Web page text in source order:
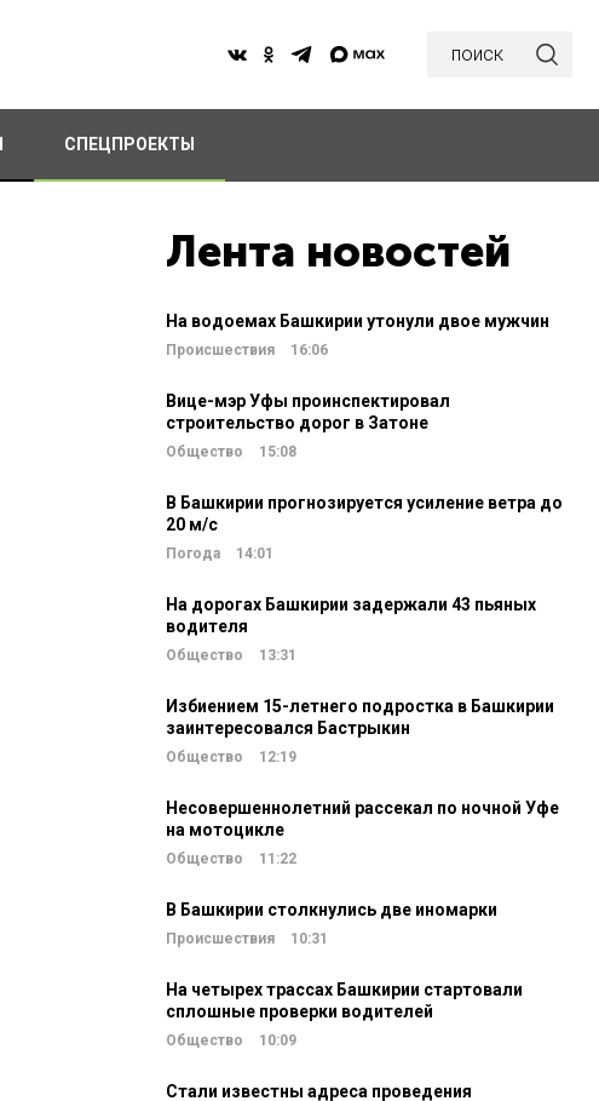
поиск
СПЕЦПРОЕКТЫ
Лента новостей
На водоемах Башкирии утонули двое мужчин
Происшествия 16:06
Вице-мэр Уфы проинспектировал
строительство дорог в Затоне
Общество 15:08
В Башкирии прогнозируется усиление ветра до
20 м/c
Погода 14:01
На дорогах Башкирии задержали 43 пьяных
водителя
Общество 13:31
Избиением 15-летнего подростка в Башкирии
заинтересовался Бастрыкин
Общество 12:19
Несовершеннолетний рассекал по ночной Уфе
на мотоцикле
Общество 11:22
В Башкирии столкнулись две иномарки
Происшествия 10:31
На четырех трассах Башкирии стартовали
сплошные проверки водителей
Общество 10:09
Стали известны адреса проведения